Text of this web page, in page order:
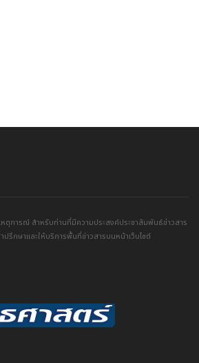
ตุการณ์ สำหรับท่านที่มีความประสงค์ประชาสัมพันธ์ข่าวสาร
ปรึกษาและให้บริการพื้นที่ข่าวสารบนหน้าเว็บไซต์